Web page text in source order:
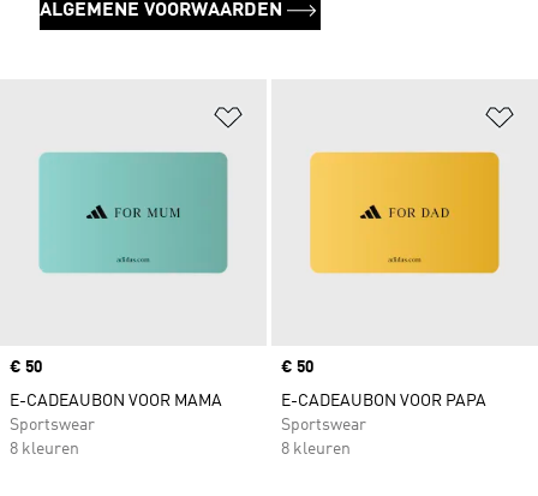
Price
€ 50
E-CADEAUBON VOOR MAMA
Sportswear
8 kleuren
Price
€ 50
E-CADEAUBON VOOR PAPA
Sportswear
8 kleuren
ALGEMENE VOORWAARDEN